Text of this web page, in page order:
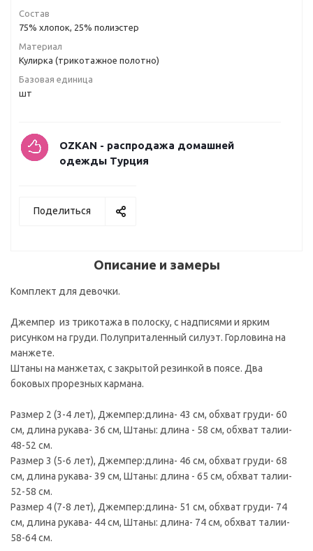
Состав
75% хлопок, 25% полиэстер
Материал
Кулирка (трикотажное полотно)
Базовая единица
шт
OZKAN - распродажа домашней
одежды Турция
Поделиться
Описание и замеры
Комплект для девочки.
Джемпер из трикотажа в полоску, с надписями и ярким
рисунком на груди. Полуприталенный силуэт. Горловина на
манжете.
Штаны на манжетах, с закрытой резинкой в поясе. Два
боковых прорезных кармана.
Размер 2 (3-4 лет), Джемпер:длина- 43 см, обхват груди- 60
см, длина рукава- 36 см, Штаны: длина - 58 см, обхват талии-
48-52 см.
Размер 3 (5-6 лет), Джемпер:длина- 46 см, обхват груди- 68
см, длина рукава- 39 см, Штаны: длина - 65 см, обхват талии-
52-58 см.
Размер 4 (7-8 лет), Джемпер:длина- 51 см, обхват груди- 74
см, длина рукава- 44 см, Штаны: длина- 74 см, обхват талии-
58-64 см.